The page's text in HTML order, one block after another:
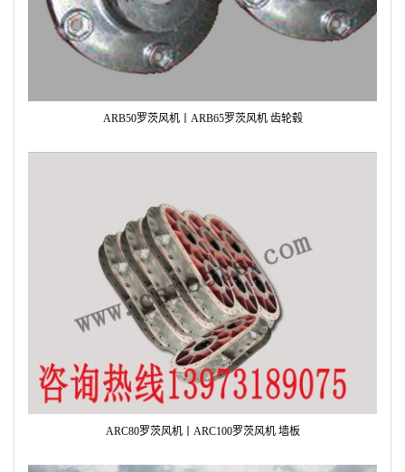
ARB50罗茨风机丨ARB65罗茨风机 齿轮毂
ARC80罗茨风机丨ARC100罗茨风机 墙板